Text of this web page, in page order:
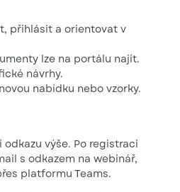
přihlásit a orientovat v
lze na portálu najít.
návrhy.
nabídku nebo vzorky.
výše. Po registraci
s odkazem na webinář,
platformu Teams.